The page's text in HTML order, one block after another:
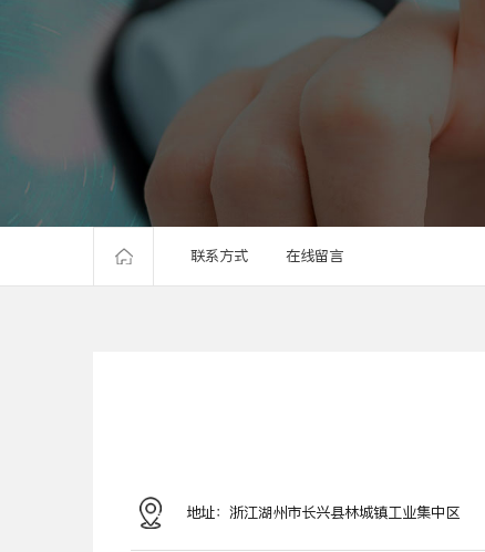
联系方式 在线留言
地址：浙江湖州市长兴县林城镇工业集中区